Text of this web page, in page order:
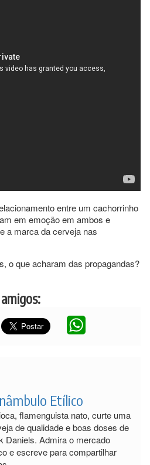
entre um cachorrinho
em emoção em ambos e
a marca da cerveja nas
o que acharam das propagandas?
Etílico
flamenguista nato, curte uma
de qualidade e boas doses de
Daniels. Admira o mercado
e escreve para compartilhar